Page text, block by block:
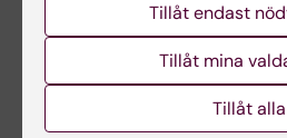
Tillåt endast
Tillåt mina
Tillåt alla